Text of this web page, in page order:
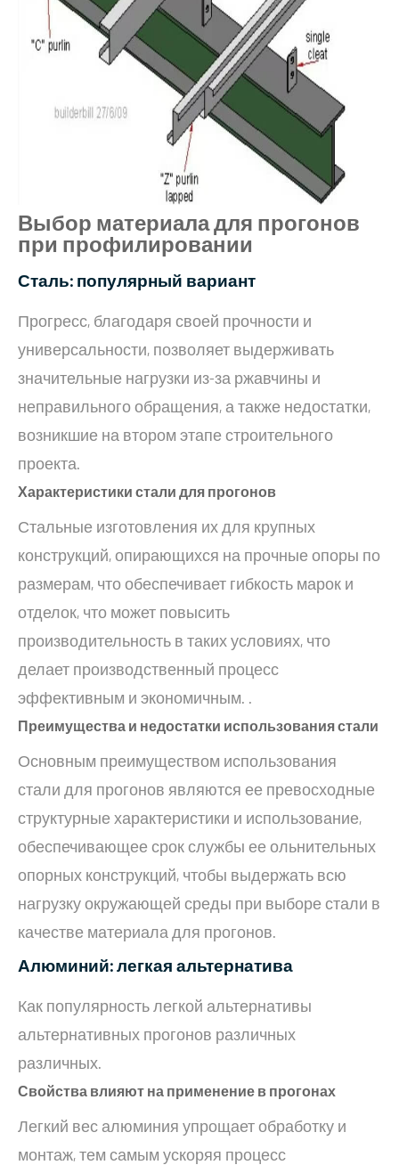
Выбор материала для прогонов
при профилировании
Сталь: популярный вариант
Прогресс, благодаря своей прочности и
универсальности, позволяет выдерживать
значительные нагрузки из-за ржавчины и
неправильного обращения, а также недостатки,
возникшие на втором этапе строительного
проекта.
Характеристики стали для прогонов
Стальные изготовления их для крупных
конструкций, опирающихся на прочные опоры по
размерам, что обеспечивает гибкость марок и
отделок, что может повысить
производительность в таких условиях, что
делает производственный процесс
эффективным и экономичным. .
Преимущества и недостатки использования стали
Основным преимуществом использования
стали для прогонов являются ее превосходные
структурные характеристики и использование,
обеспечивающее срок службы ее ольнительных
опорных конструкций, чтобы выдержать всю
нагрузку окружающей среды при выборе стали в
качестве материала для прогонов.
Алюминий: легкая альтернатива
Как популярность легкой альтернативы
альтернативных прогонов различных
различных.
Свойства влияют на применение в прогонах
Легкий вес алюминия упрощает обработку и
монтаж, тем самым ускоряя процесс